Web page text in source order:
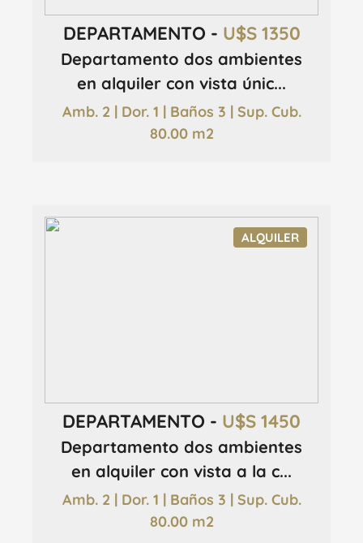
DEPARTAMENTO - U$S 1350
Departamento dos ambientes
en alquiler con vista únic...
Amb. 2 | Dor. 1 | Baños 3 | Sup. Cub.
80.00 m2
ALQUILER
DEPARTAMENTO - U$S 1450
Departamento dos ambientes
en alquiler con vista a la c...
Amb. 2 | Dor. 1 | Baños 3 | Sup. Cub.
80.00 m2